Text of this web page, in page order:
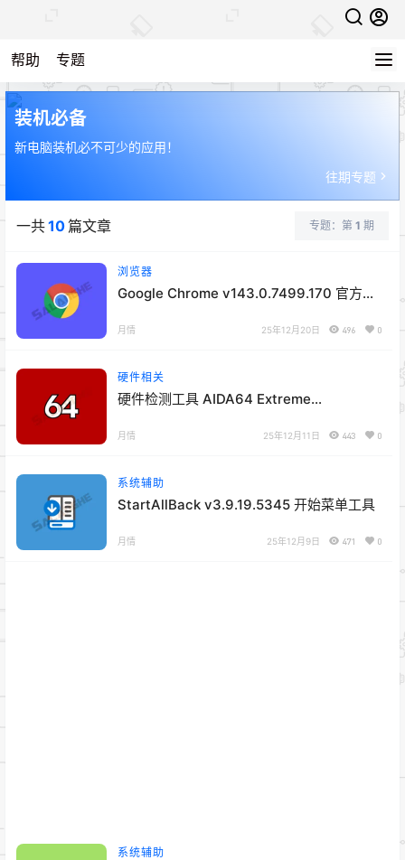
帮助 专题
装机必备
新电脑装机必不可少的应用！
往期专题
一共10篇文章 专题：第 1 期
浏览器
Google Chrome v143.0.7499.170 官方正
月情 25年12月20日 496 0
硬件相关
硬件检测工具 AIDA64 Extreme
月情 25年12月11日 443 0
系统辅助
StartAllBack v3.9.19.5345 开始菜单工具
月情 25年12月9日 471 0
系统辅助